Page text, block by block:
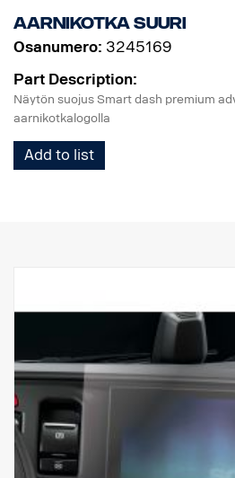
SCANIAlle ja joka tekee jokaisesta
suoraviivaisen.
Aarnikotka suuri
Osanumero: 3245169
Part Description:
Näytön suojus Smart dash premium
aarnikotkalogolla
Add to list